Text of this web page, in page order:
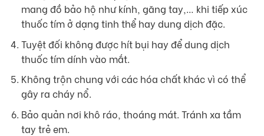
mang đồ bảo hộ như kính, găng tay,… khi tiếp xúc
thuốc tím ở dạng tinh thể hay dung dịch đặc.
Tuyệt đối không được hít bụi hay để dung dịch
thuốc tím dính vào mắt.
Không trộn chung với các hóa chất khác vì có thể
gây ra cháy nổ.
Bảo quản nơi khô ráo, thoáng mát. Tránh xa tầm
tay trẻ em.